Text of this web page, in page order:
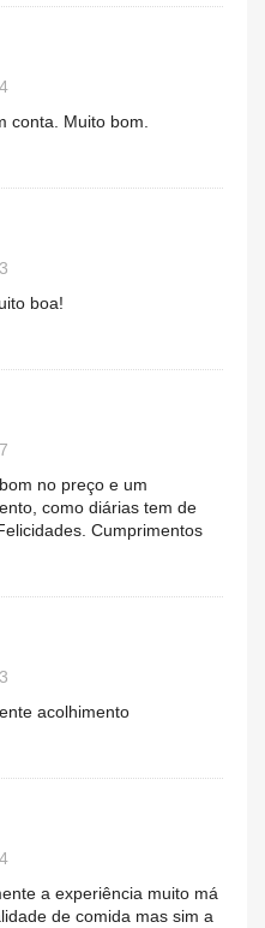
conta. Muito bom.
boa!
no preço e um
como diárias tem de
Cumprimentos
acolhimento
a experiência muito má
de comida mas sim a